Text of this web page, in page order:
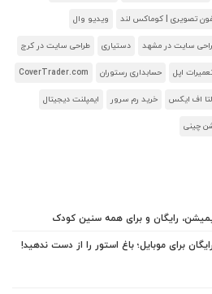
تصویری | کوماکس لند ویدیو وال
سایت در مشهد دستیاری طراحی سایت در کرج
اپل حسابداری رستوران CoverTrader.com
اف ایکس خرید رم سرور ایمپلنت دیجیتال
چینی
رایگان و برای همه سنین کودک
برای موبایل؛ باغ استور را از دست ندهید!